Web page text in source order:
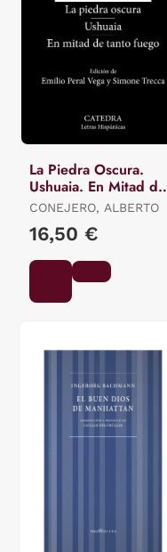
La Piedra Oscura.
Ushuaia. En Mitad de
Tanto Fuego
CONEJERO, ALBERTO
16,50 €